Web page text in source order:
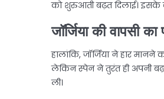
को शुरुआती बढ़त दिलाई। इसके
जॉर्जिया की वापसी का
हालांकि, जॉर्जिया ने हार
लेकिन स्पेन ने तुरंत ही अपनी
ली।